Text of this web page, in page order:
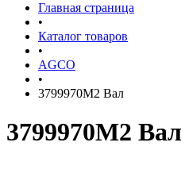
Главная страница
•
Каталог товаров
•
AGCO
•
3799970M2 Вал
3799970M2 Вал